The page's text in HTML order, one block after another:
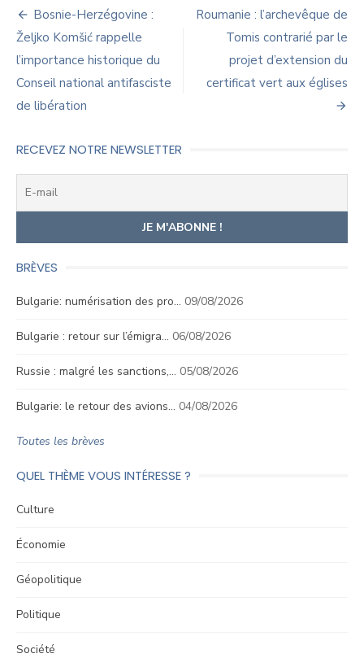
Navigation
de
l’article
Bosnie-Herzégovine :
Željko Komšić rappelle
l’importance historique du
Conseil national antifasciste
de libération
Roumanie : l’archevêque de
Tomis contrarié par le
projet d’extension du
certificat vert aux églises
RECEVEZ NOTRE NEWSLETTER
BRÈVES
Bulgarie: numérisation des pro… 09/08/2026
Bulgarie : retour sur l’émigra… 06/08/2026
Russie : malgré les sanctions,… 05/08/2026
Bulgarie: le retour des avions… 04/08/2026
Toutes les brèves
QUEL THÈME VOUS INTÉRESSE ?
Culture
Économie
Géopolitique
Politique
Société